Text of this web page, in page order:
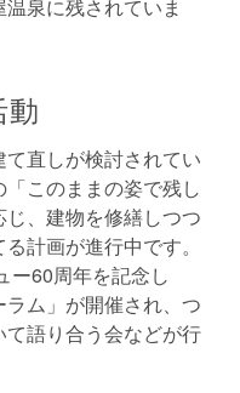
泉に残されていま
直しが検討されてい
このままの姿で残し
、建物を修繕しつつ
計画が進行中です。
ー60周年を記念し
ム」が開催され、つ
語り合う会などが行